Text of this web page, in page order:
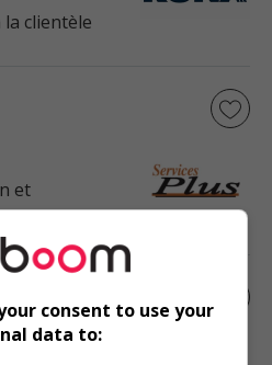
la clientèle
et
consent to use your
data to: